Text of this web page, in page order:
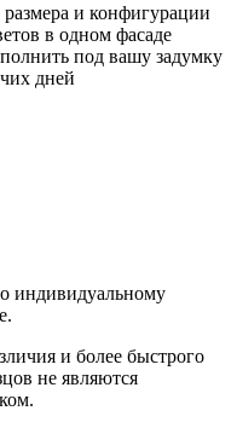
и конфигурации
в одном фасаде
под вашу задумку
дней
индивидуальному
и более быстрого
не являются